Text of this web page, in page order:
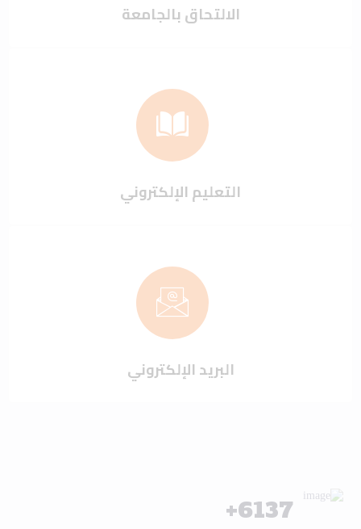
الالتحاق بالجامعة
التعليم الإلكتروني
البريد الإلكتروني
6137
+